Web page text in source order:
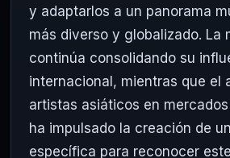
y adaptarlos a un panorama
más diverso y globalizado. La
continúa consolidando su
internacional, mientras que el
artistas asiáticos en
ha impulsado la creación de
específica para reconocer